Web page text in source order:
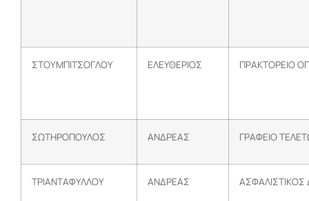
ΣΤΟΥΜΠΙΤΣΟΓΛΟΥ ΕΛΕΥΘΕΡΙΟΣ ΠΡΑΚΤΟΡΕΙΟ
ΣΩΤΗΡΟΠΟΥΛΟΣ ΑΝΔΡΕΑΣ ΓΡΑΦΕΙΟ
ΤΡΙΑΝΤΑΦΥΛΛΟΥ ΑΝΔΡΕΑΣ